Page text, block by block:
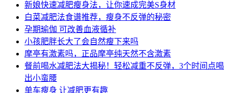
新娘快速减肥瘦身法，让你速成完美S身材
白菜减肥法食谱推荐，瘦身不反弹的秘密
孕期瑜伽 可改善血液循补
小孩肥胖长大了会自然瘦下来吗
摩亭有激素吗，正品摩亭纯天然不含激素
餐前喝水减肥法大揭秘！轻松减重不反弹，3个时间点喝
出小蛮腰
单车瘦身 让减肥更有趣